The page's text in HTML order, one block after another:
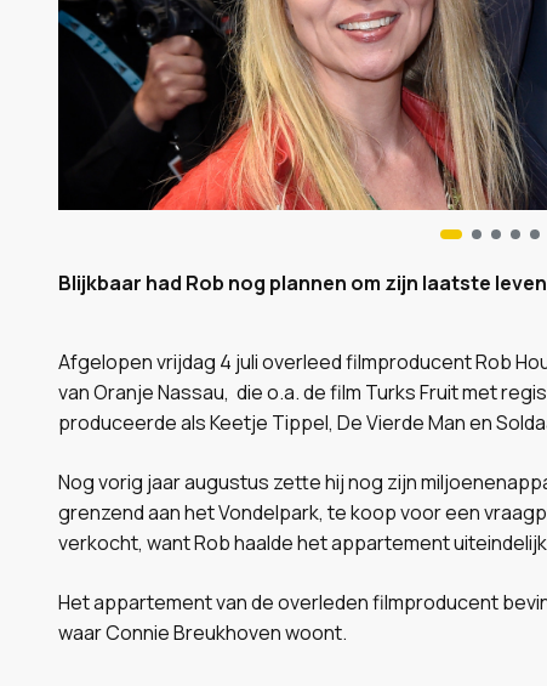
Blijkbaar had Rob nog plannen om zijn laatste
Afgelopen vrijdag 4 juli overleed filmproducent Rob
van Oranje Nassau, die o.a. de film Turks Fruit met
produceerde als Keetje Tippel, De Vierde Man en
Nog vorig jaar augustus zette hij nog zijn
grenzend aan het Vondelpark, te koop voor een
verkocht, want Rob haalde het appartement
Het appartement van de overleden filmproducent
waar Connie Breukhoven woont.